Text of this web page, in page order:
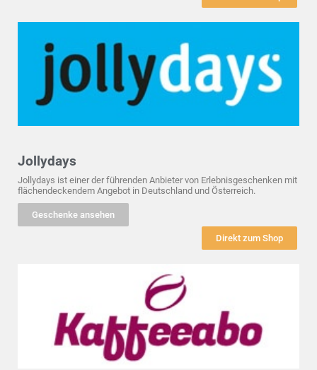
Jollydays
Jollydays ist einer der führenden Anbieter von Erlebnisgeschenken mit
flächendeckendem Angebot in Deutschland und Österreich.
Geschenke ansehen
Direkt zum Shop